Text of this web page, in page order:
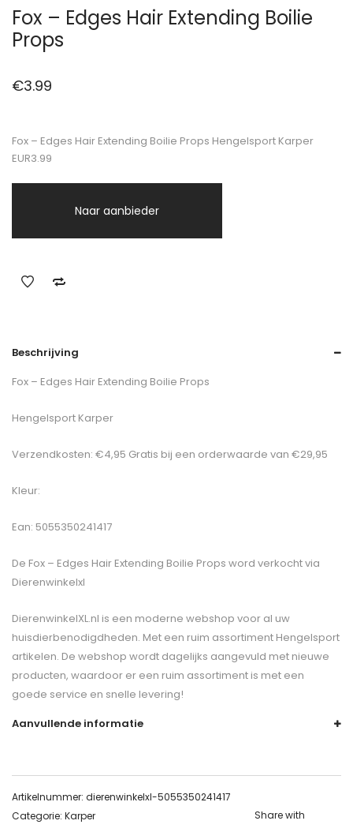
Fox – Edges Hair Extending Boilie
Props
€3.99
Fox – Edges Hair Extending Boilie Props Hengelsport Karper
EUR3.99
Naar aanbieder
Beschrijving
Fox – Edges Hair Extending Boilie Props
Hengelsport Karper
Verzendkosten: €4,95 Gratis bij een orderwaarde van €29,95
Kleur:
Ean: 5055350241417
De Fox – Edges Hair Extending Boilie Props word verkocht via
Dierenwinkelxl
DierenwinkelXL.nl is een moderne webshop voor al uw
huisdierbenodigdheden. Met een ruim assortiment Hengelsport
artikelen. De webshop wordt dagelijks aangevuld met nieuwe
producten, waardoor er een ruim assortiment is met een
goede service en snelle levering!
Aanvullende informatie
Artikelnummer: dierenwinkelxl-5055350241417
Categorie: Karper Share with